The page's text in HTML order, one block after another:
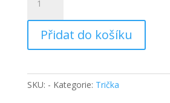
TENT
red
(women)
množství
Přidat do košíku
SKU: - Kategorie: Trička